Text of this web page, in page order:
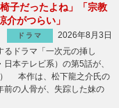
子だったよね」「宗教
介がつらい」
ドラマ
2026年8月3日
ドラマ「一次元の挿し
本テレビ系）の第5話が、
） 本作は、松下龍之介氏の
前の人骨が、失踪した妹の